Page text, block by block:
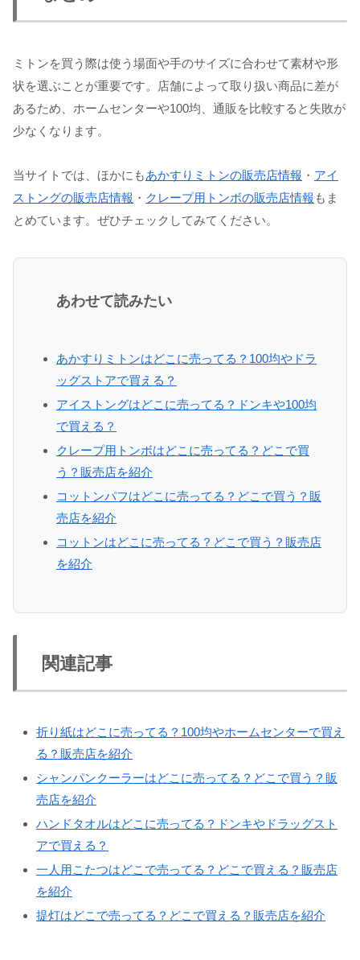
ミトンを買う際は使う場面や手のサイズに合わせて素材や形
状を選ぶことが重要です。店舗によって取り扱い商品に差が
あるため、ホームセンターや100均、通販を比較すると失敗が
少なくなります。
当サイトでは、ほかにもあかすりミトンの販売店情報 ・ アイ
ストングの販売店情報 ・ クレープ用トンボの販売店情報 もま
とめています。ぜひチェックしてみてください。
あわせて読みたい
あかすりミトンはどこに売ってる？100均やドラ
ッグストアで買える？
アイストングはどこに売ってる？ドンキや100均
で買える？
クレープ用トンボはどこに売ってる？どこで買
う？販売店を紹介
コットンパフはどこに売ってる？どこで買う？販
売店を紹介
コットンはどこに売ってる？どこで買う？販売店
を紹介
関連記事
折り紙はどこに売ってる？100均やホームセンターで買え
る？販売店を紹介
シャンパンクーラーはどこに売ってる？どこで買う？販
売店を紹介
ハンドタオルはどこに売ってる？ドンキやドラッグスト
アで買える？
一人用こたつはどこで売ってる？どこで買える？販売店
を紹介
提灯はどこで売ってる？どこで買える？販売店を紹介